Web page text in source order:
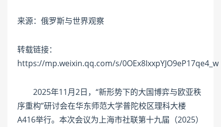
来源：俄罗斯与世界观察
转载链接：
https://mp.weixin.qq.com/s/0OEx8IxxpYJO9eP17qe4_w
2025年11月2日，“新形势下的大国博弈与欧亚秩
序重构”研讨会在华东师范大学普陀校区理科大楼
A416举行。本次会议为上海市社联第十九届（2025）